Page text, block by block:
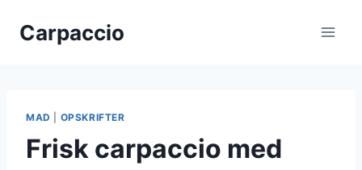
Carpaccio
MAD OPSKRIFTER
Frisk carpaccio med